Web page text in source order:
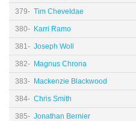
379- Tim Cheveldae
380- Karri Ramo
381- Joseph Woll
382- Magnus Chrona
383- Mackenzie Blackwood
384- Chris Smith
385- Jonathan Bernier